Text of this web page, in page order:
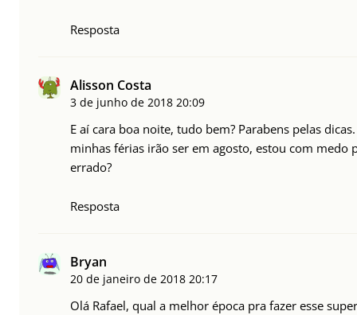
Resposta
Alisson Costa
3 de junho de 2018 20:09
E aí cara boa noite, tudo bem? Parabens pelas
minhas férias irão ser em agosto, estou com medo
errado?
Resposta
Bryan
20 de janeiro de 2018 20:17
Olá Rafael, qual a melhor época pra fazer esse